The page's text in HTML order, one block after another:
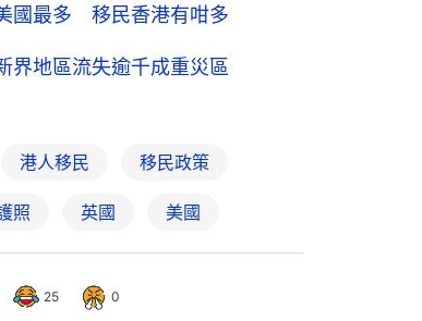
國最多 移民香港有咁多
地區流失逾千成重災區
港人移民 移民政策
照 英國 美國
25 0